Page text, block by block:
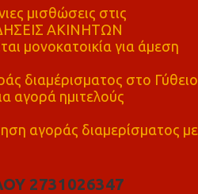
μισθώσεις στις
ΑΚΙΝΗΤΩΝ
μονοκατοικία για άμεση
διαμέρισματος στο Γύθειο
αγορά ημιτελούς
αγοράς διαμερίσματος με
2731026347